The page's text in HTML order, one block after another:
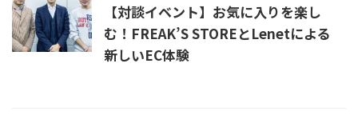
【対談イベント】お気に入りを楽し
む！FREAK’S STOREとLenetによる
新しいEC体験